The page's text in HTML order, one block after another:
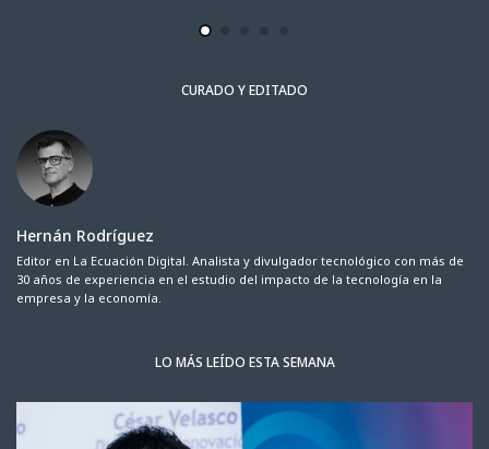
CURADO Y EDITADO
Hernán Rodríguez
Editor en La Ecuación Digital. Analista y divulgador tecnológico con más de
30 años de experiencia en el estudio del impacto de la tecnología en la
empresa y la economía.
LO MÁS LEÍDO ESTA SEMANA